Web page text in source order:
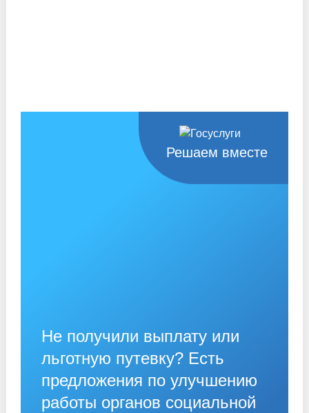
Решаем вместе
Не получили выплату или
льготную путевку? Есть
предложения по улучшению
работы органов социальной